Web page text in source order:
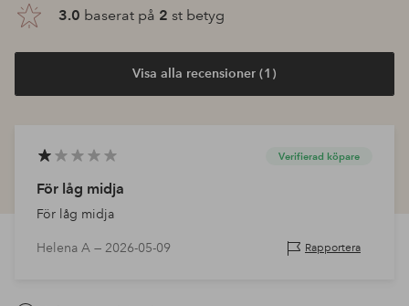
3.0 baserat på 2 st betyg
Visa alla recensioner (1)
Verifierad köpare
För låg midja
För låg midja
Helena A — 2026-05-09 Rapportera